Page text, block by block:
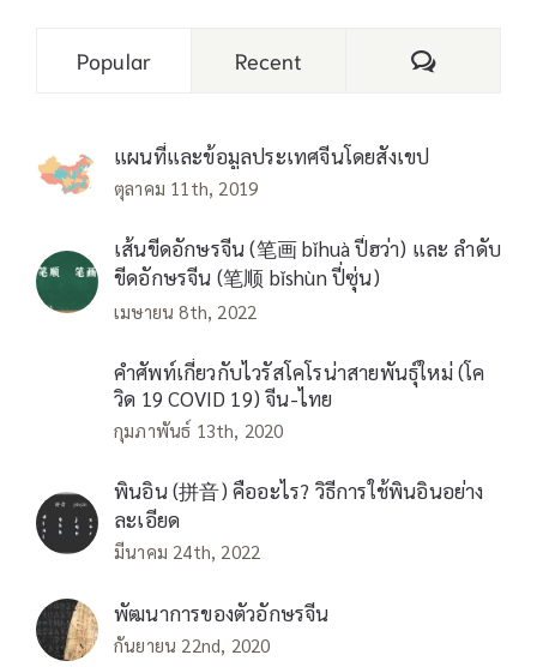
Popular Recent Comments
แผนที่และข้อมูลประเทศจีนโดยสังเขป
ตุลาคม 11th, 2019
เส้นขีดอักษรจีน (笔画 bǐhuà ปี่ฮว่า) และ ลำดับ
ขีดอักษรจีน (笔顺 bǐshùn ปี่ซุ่น)
เมษายน 8th, 2022
คำศัพท์เกี่ยวกับไวรัสโคโรน่าสายพันธุ์ใหม่ (โค
วิด 19 COVID 19) จีน-ไทย
กุมภาพันธ์ 13th, 2020
พินอิน (拼音) คืออะไร? วิธีการใช้พินอินอย่าง
ละเอียด
มีนาคม 24th, 2022
พัฒนาการของตัวอักษรจีน
กันยายน 22nd, 2020